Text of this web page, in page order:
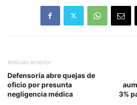
Artículo anterior
Defensoría abre quejas de
oficio por presunta
negligencia médica
3%